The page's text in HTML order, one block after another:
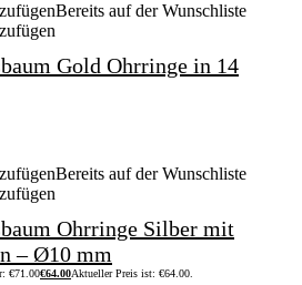
Bereits auf der Wunschliste
Gold Ohrringe in 14
Bereits auf der Wunschliste
Ohrringe Silber mit
– Ø10 mm
€71.00€64.00Aktueller Preis ist: €64.00.